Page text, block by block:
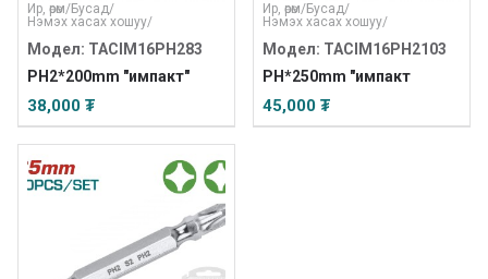
Ир, өрөм/Бусад/
Нэмэх хасах хошуу/
Модел: TACIM16PH283
PH2*200mm "импакт"
38,000 ₮
Ир, өрөм/Бусад/
Нэмэх хасах хошуу/
Модел: TACIM16PH2103
PH*250mm "импакт
45,000 ₮